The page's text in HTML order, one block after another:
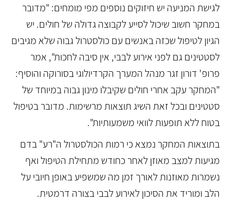
לגישת המניעה יש חיזוקים נוספים מפי מומחים: "מדובר
במחקר חשוב שיכול לסייע לקבוצה גדולה של חולים. יש
הגיון לטיפול שכזה באנשים עם כולסטרול גבוה שלא מגיבים
לסטטינים גם לפני אירוע לבבי, אין סיבה לחכות", אמר
פרופ' דורון זגר מנהל המערך הקרדיולוגי בסורוקה והוסיף:
"המחקר עקב אחרי חולים שקיבלו מינון גבוה במיוחד של
סטטינים ובכל זאת השיג תוצאות מרשימות. מדובר בטיפול
בטוח ללא תופעות לוואי משמעותיות".
בתוצאות המחקר נמצא כי רמות הכולסטרול ה"רע" בדם
מגיעות למצב מאוזן לאחר כחודש מתחילת הטיפול ואף
נשמרות מאוזנות לאורך זמן מה שמשפיע באופן חיובי על
הלב ומוריד את הסיכון לאירוע לבבי בצורה דרמטית.